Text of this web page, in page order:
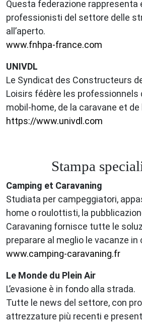
Questa federazione rappresenta
professionisti del settore delle
all’aperto.
www.fnhpa-france.com
UNIVDL
Le Syndicat des Constructeurs
Loisirs fédère les professionnels
mobil-home, de la caravane et de
https://www.univdl.com
Stampa
Camping et Caravaning
Studiata per campeggiatori,
home o roulottisti, la
Caravaning fornisce tutte le
preparare al meglio le vacanze in
www.camping-caravaning.fr
Le Monde du Plein Air
L’evasione è in fondo alla strada.
Tutte le news del settore, con
attrezzature più recenti e